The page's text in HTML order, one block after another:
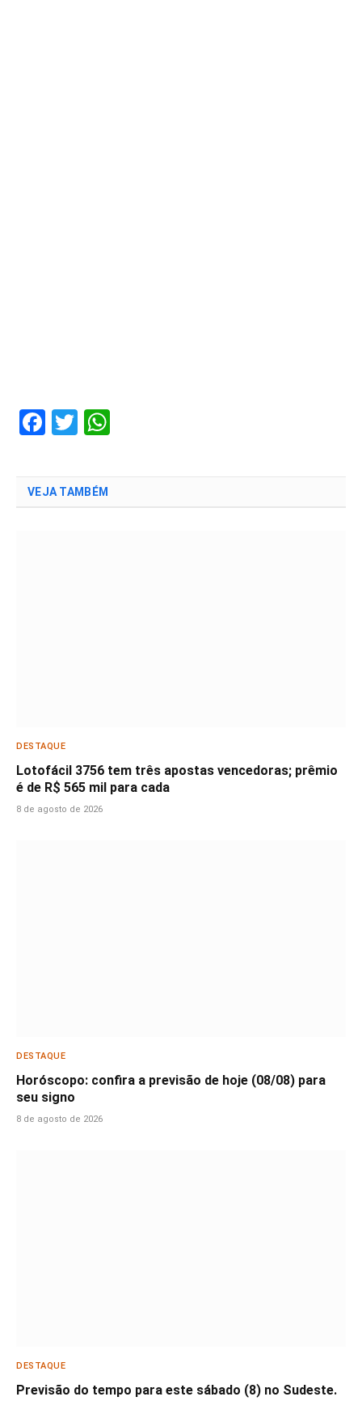
Facebook
Twitter
VEJA TAMBÉM
DESTAQUE
Lotofácil 3756 tem três apostas vencedoras; prêmio
é de R$ 565 mil para cada
8 de agosto de 2026
DESTAQUE
Horóscopo: confira a previsão de hoje (08/08) para
seu signo
8 de agosto de 2026
DESTAQUE
Previsão do tempo para este sábado (8) no Sudeste.